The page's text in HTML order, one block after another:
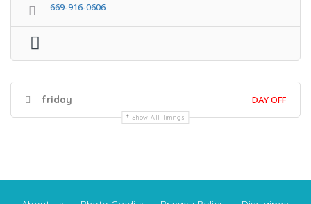
669-916-0606
friday DAY OFF
Show All Timings